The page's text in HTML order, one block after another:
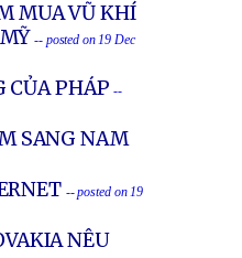
MUA VŨ KHÍ
-- posted on 19 Dec
CỦA PHÁP --
SANG NAM
-- posted on 19
NÊU